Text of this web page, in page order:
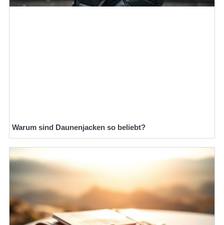
Warum sind Daunenjacken so beliebt?